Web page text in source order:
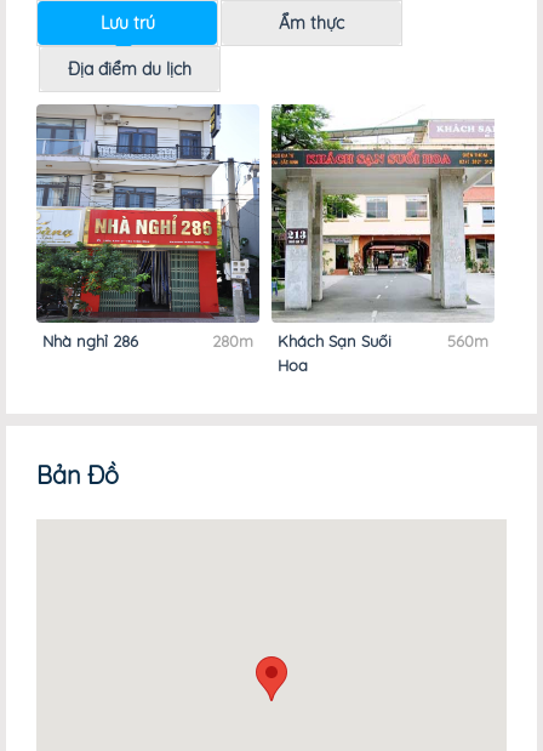
Lưu trú Ẩm thực
Địa điểm du lịch
Nhà nghỉ 286 280m
Khách Sạn Suối
Hoa
560m
Bản Đồ